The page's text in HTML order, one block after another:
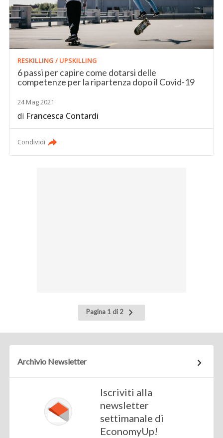
RESKILLING / UPSKILLING
6 passi per capire come dotarsi delle
competenze per la ripartenza dopo il Covid-19
24 Mag 2021
di Francesca Contardi
Condividi
Pagina 1 di 2
Pagina
successiva
Archivio Newsletter
Iscriviti alla
newsletter
settimanale di
EconomyUp!